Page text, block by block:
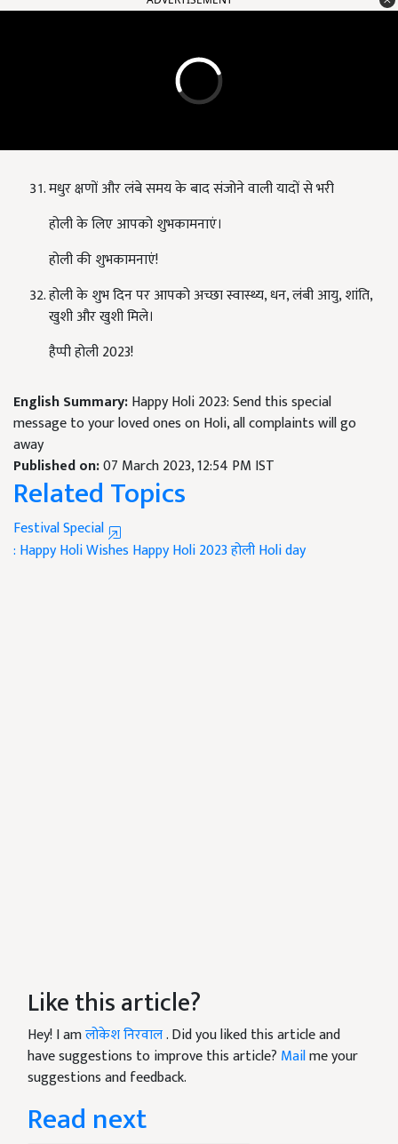
मधुर क्षणों और लंबे समय के बाद संजोने वाली यादों से भरी
होली के लिए आपको शुभकामनाएं।
होली की शुभकामनाएं!
होली के शुभ दिन पर आपको अच्छा स्वास्थ्य,धन,लंबी आयु,शांति,
खुशी और खुशी मिले।
हैप्पी होली 2023!
English Summary:Happy Holi 2023: Send this special
message to your loved ones on Holi, all complaints will go
away
Published on:07 March 2023, 12:54 PM IST
Related Topics
Festival Special
: Happy Holi Wishes Happy Holi 2023होलीHoli day
Like this article?
Hey! I amलोकेश निरवाल. Did you liked this article and
have suggestions to improve this article? Mailme your
suggestions and feedback.
Read next